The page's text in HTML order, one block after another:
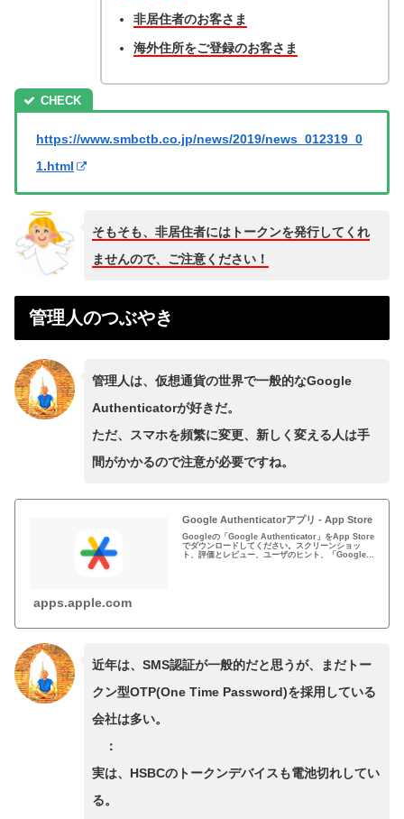
非居住者のお客さま
海外住所をご登録のお客さま
https://www.smbctb.co.jp/news/2019/news_012319_0
1.html
そもそも、非居住者にはトークンを発行してくれ
ませんので、ご注意ください！
管理人のつぶやき
管理人は、仮想通貨の世界で一般的なGoogle
Authenticato‪rが好きだ。
ただ、スマホを頻繁に変更、新しく変える人は手
間がかかるので注意が必要ですね。
Google Authenticatorアプリ - App Store
Googleの「Google Authenticator」をApp Store
でダウンロードしてください。スクリーンショッ
ト、評価とレビュー、ユーザのヒント、「Google
apps.apple.com
近年は、SMS認証が一般的だと思うが、まだトー
クン型OTP(One Time Password)を採用している
会社は多い。
：
実は、HSBCのトークンデバイスも電池切れしてい
る。